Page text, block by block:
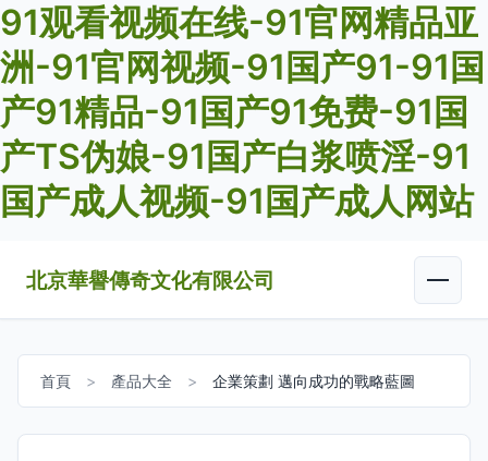
91观看视频在线-91官网精品亚
洲-91官网视频-91国产91-91国
产91精品-91国产91免费-91国
产TS伪娘-91国产白浆喷淫-91
国产成人视频-91国产成人网站
北京華譽傳奇文化有限公司
首頁 > 產品大全 > 企業策劃 邁向成功的戰略藍圖